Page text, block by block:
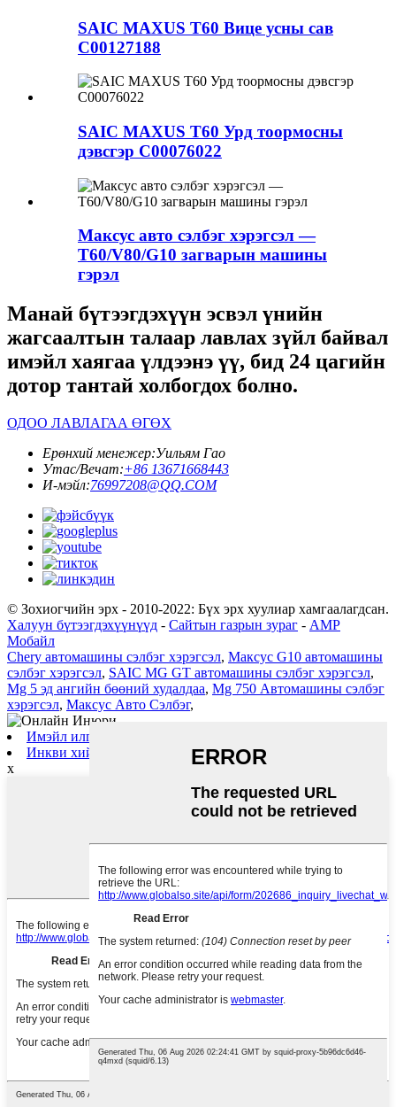
SAIC MAXUS T60 Вице усны сав
C00127188
SAIC MAXUS T60 Урд тоормосны
дэвсгэр C00076022
Максус авто сэлбэг хэрэгсэл —
T60/V80/G10 загварын машины
гэрэл
Манай бүтээгдэхүүн эсвэл үнийн
жагсаалтын талаар лавлах зүйл байвал
имэйл хаягаа үлдээнэ үү, бид 24 цагийн
дотор тантай холбогдох болно.
ОДОО ЛАВЛАГАА ӨГӨХ
Ерөнхий менежер:Уильям Гао
Утас/Вечат:+86 13671668443
И-мэйл:76997208@QQ.COM
© Зохиогчийн эрх - 2010-2022: Бүх эрх хуулиар хамгаалагдсан.
Халуун бүтээгдэхүүнүүд - Сайтын газрын зураг - AMP
Мобайл
Chery автомашины сэлбэг хэрэгсэл, Максус G10 автомашины
сэлбэг хэрэгсэл, SAIC MG GT автомашины сэлбэг хэрэгсэл,
Mg 5 эд ангийн бөөний худалдаа, Mg 750 Автомашины сэлбэг
хэрэгсэл, Максус Авто Сэлбэг,
Имэйл илгээх
Инкви хийх
x